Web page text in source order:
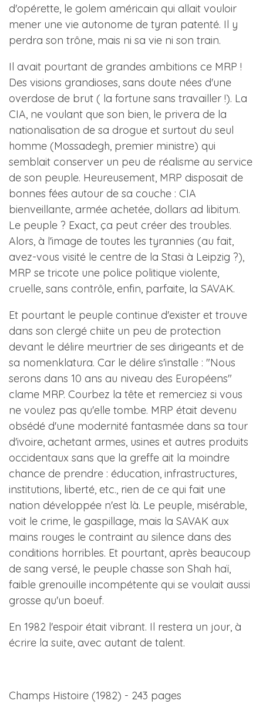
d'opérette, le golem américain qui allait vouloir
mener une vie autonome de tyran patenté. Il y
perdra son trône, mais ni sa vie ni son train.
Il avait pourtant de grandes ambitions ce MRP !
Des visions grandioses, sans doute nées d'une
overdose de brut ( la fortune sans travailler !). La
CIA, ne voulant que son bien, le privera de la
nationalisation de sa drogue et surtout du seul
homme (Mossadegh, premier ministre) qui
semblait conserver un peu de réalisme au service
de son peuple. Heureusement, MRP disposait de
bonnes fées autour de sa couche : CIA
bienveillante, armée achetée, dollars ad libitum.
Le peuple ? Exact, ça peut créer des troubles.
Alors, à l'image de toutes les tyrannies (au fait,
avez-vous visité le centre de la Stasi à Leipzig ?),
MRP se tricote une police politique violente,
cruelle, sans contrôle, enfin, parfaite, la SAVAK.
Et pourtant le peuple continue d'exister et trouve
dans son clergé chiite un peu de protection
devant le délire meurtrier de ses dirigeants et de
sa nomenklatura. Car le délire s'installe : "Nous
serons dans 10 ans au niveau des Européens"
clame MRP. Courbez la tête et remerciez si vous
ne voulez pas qu'elle tombe. MRP était devenu
obsédé d'une modernité fantasmée dans sa tour
d'ivoire, achetant armes, usines et autres produits
occidentaux sans que la greffe ait la moindre
chance de prendre : éducation, infrastructures,
institutions, liberté, etc., rien de ce qui fait une
nation développée n'est là. Le peuple, misérable,
voit le crime, le gaspillage, mais la SAVAK aux
mains rouges le contraint au silence dans des
conditions horribles. Et pourtant, après beaucoup
de sang versé, le peuple chasse son Shah haï,
faible grenouille incompétente qui se voulait aussi
grosse qu'un boeuf.
En 1982 l'espoir était vibrant. Il restera un jour, à
écrire la suite, avec autant de talent.
Champs Histoire (1982) - 243 pages